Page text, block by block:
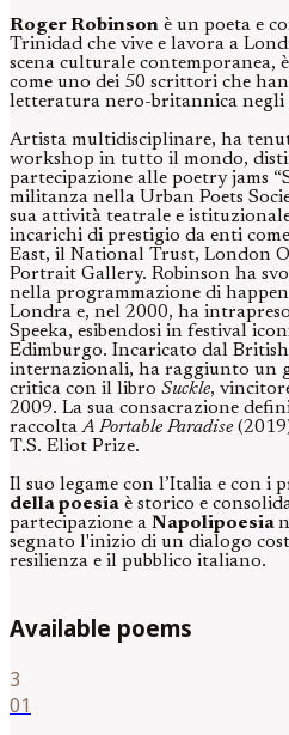
Roger Robinson è un poeta e
Trinidad che vive e lavora a
scena culturale contemporanea,
come uno dei 50 scrittori che
letteratura nero-britannica negli
Artista multidisciplinare, ha
workshop in tutto il mondo,
partecipazione alle poetry jams
militanza nella Urban Poets
sua attività teatrale e
incarichi di prestigio da enti
East, il National Trust, London
Portrait Gallery. Robinson ha
nella programmazione di
Londra e, nel 2000, ha
Speeka, esibendosi in festival
Edimburgo. Incaricato dal
internazionali, ha raggiunto un
critica con il libro Suckle,
2009. La sua consacrazione
raccoltaA Portable Paradise
T.S. Eliot Prize.
Il suo legame con l’Italia e con i
della poesia è storico e
partecipazione a Napolipoesia
segnato l'inizio di un dialogo
resilienza e il pubblico italiano.
Available poems
3
01